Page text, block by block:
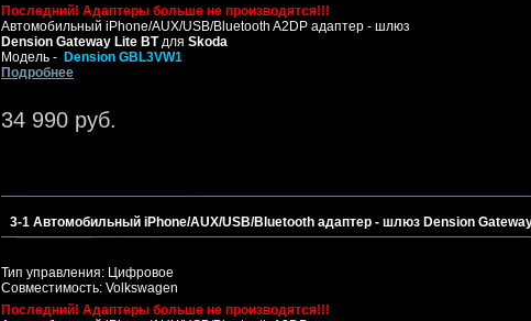
Последний! Адаптеры больше не производятся!!!
Автомобильный iPhone/AUX/USB/Bluetooth A2DP адаптер - шлюз
Dension Gateway Lite BTдля Skoda
Модель - Dension GBL3VW1
Подробнее
34 990 руб.
3-1 Автомобильный iPhone/AUX/USB/Bluetooth адаптер - шлюз Dension
Тип управления: Цифровое
Совместимость: Volkswagen
Последний! Адаптеры больше не производятся!!!